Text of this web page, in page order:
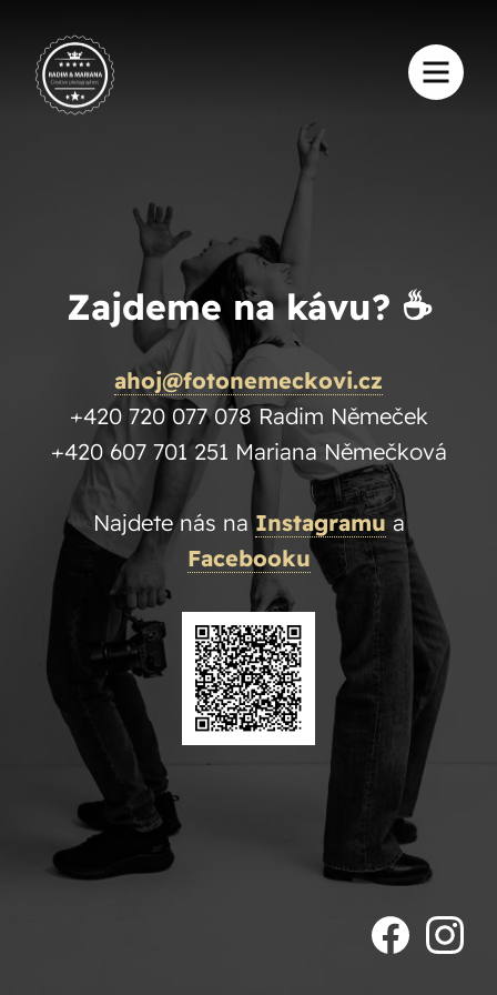
Zajdeme na kávu? ☕️
ahoj@fotonemeckovi.cz
+420 720 077 078 Radim Němeček
+420 607 701 251 Mariana Němečková
Najdete nás naInstagramu a
Facebooku